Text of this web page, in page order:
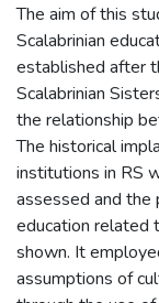
The aim of this
Scalabrinian
established after
Scalabrinian
the relationship
The historical
institutions in RS
assessed and the
education related
shown. It
assumptions of